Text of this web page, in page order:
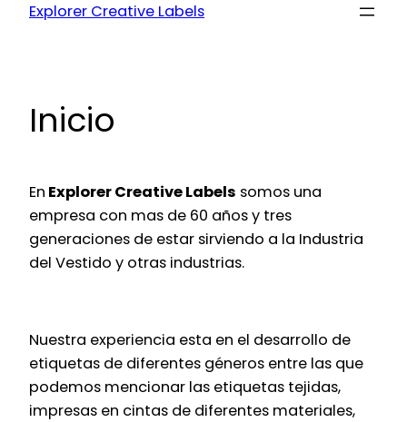
Explorer Creative Labels
Inicio
En Explorer Creative Labels somos una
empresa con mas de 60 años y tres
generaciones de estar sirviendo a la Industria
del Vestido y otras industrias.
Nuestra experiencia esta en el desarrollo de
etiquetas de diferentes géneros entre las que
podemos mencionar las etiquetas tejidas,
impresas en cintas de diferentes materiales,